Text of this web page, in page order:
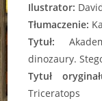
Ilustrator:
Tłumaczenie:
Tytuł:
dinozaury.
Tytuł
Triceratops